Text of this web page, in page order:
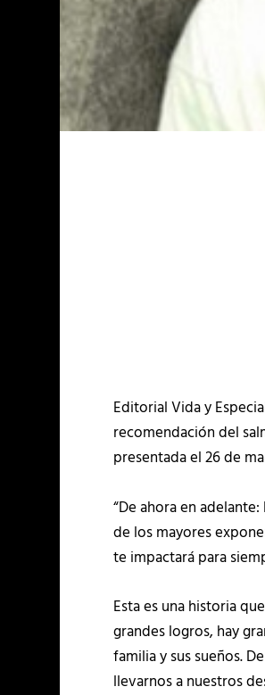
Editorial Vida y
recomendación del
presentada el 26 de
“De ahora en
de los mayores
te impactará para
Esta es una historia
grandes logros, hay
familia y sus sueños.
llevarnos a nuestros